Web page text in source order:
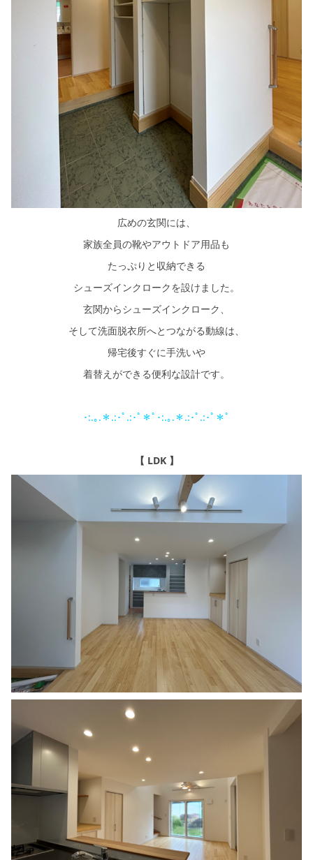
広めの玄関には、
家族全員の靴やアウトドア用品も
たっぷりと収納できる
シューズインクロークを設けました。
玄関からシューズインクローク、
そして洗面脱衣所へとつながる動線は、
帰宅後すぐに手洗いや
着替えができる便利な設計です。
･:.｡.＊.:･ﾟ.:･ﾟ＊ﾟ･:.｡.＊.:･ﾟ.:･ﾟ＊ﾟ
【 LDK 】